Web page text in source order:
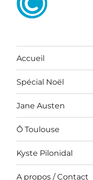
Accueil
Spécial Noël
Jane Austen
Ô Toulouse
Kyste Pilonidal
A propos / Contact